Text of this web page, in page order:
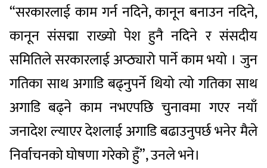
“सरकारलाई काम गर्न नदिने, कानून बनाउन नदिने,
कानून संसद्मा राख्यो पेश हुनै नदिने र संसदीय
समितिले सरकारलाई अप्ठ्यारो पार्ने काम भयो । जुन
गतिका साथ अगाडि बढ्नुपर्ने थियो त्यो गतिका साथ
अगाडि बढ्ने काम नभएपछि चुनावमा गएर नयाँ
जनादेश ल्याएर देशलाई अगाडि बढाउनुपर्छ भनेर मैले
निर्वाचनको घोषणा गरेको हुँ”, उनले भने।